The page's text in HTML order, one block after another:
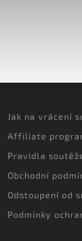
Jak na vrácení
Affiliate
Pravidla
Obchodní
Odstoupení od
Podmínky